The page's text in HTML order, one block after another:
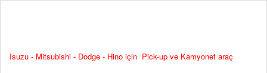
Isuzu - Mitsubishi - Dodge - Hino için Pick-up ve Kamyonet araç